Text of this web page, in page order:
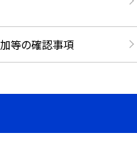
等の確認事項